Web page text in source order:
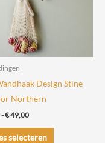
Design Stine
Northern
-€49,00Prijsklasse:
tot
selecteren
Dit